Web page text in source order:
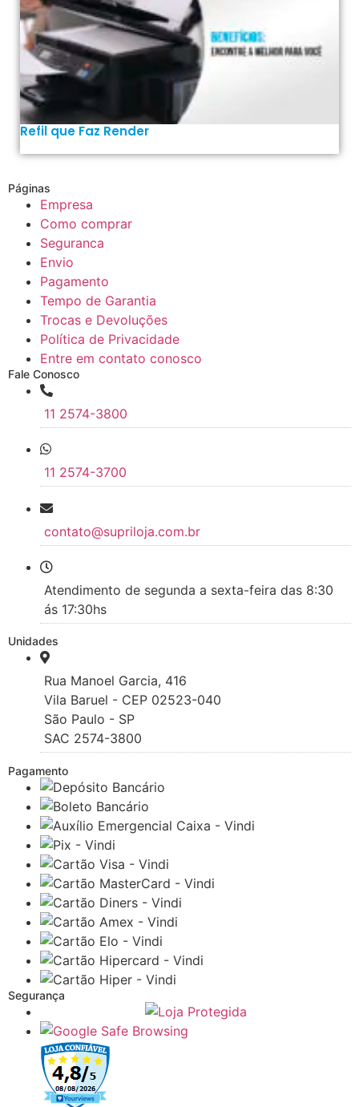
Refil que Faz Render
Páginas
Empresa
Como comprar
Seguranca
Envio
Pagamento
Tempo de Garantia
Trocas e Devoluções
Política de Privacidade
Entre em contato conosco
Fale Conosco
11 2574-3800
11 2574-3700
contato@supriloja.com.br
Atendimento de segunda a sexta-feira das 8:30
ás 17:30hs
Unidades
Rua Manoel Garcia, 416
Vila Baruel - CEP 02523-040
São Paulo - SP
SAC 2574-3800
Pagamento
Segurança